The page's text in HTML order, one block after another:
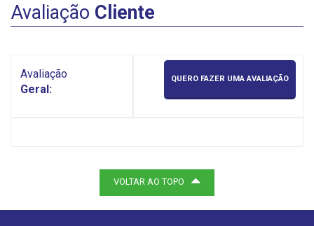
Avaliação Cliente
Avaliação
Geral:
QUERO FAZER UMA AVALIAÇÃO
VOLTAR AO TOPO